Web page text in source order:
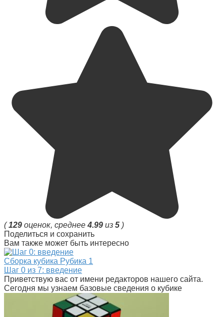
(129 оценок, среднее4.99 из 5 )
Поделиться и сохранить
Вам также может быть интересно
Сборка кубика Рубика 1
Шаг 0 из 7: введение
Приветствую вас от имени редакторов нашего сайта.
Сегодня мы узнаем базовые сведения о кубике